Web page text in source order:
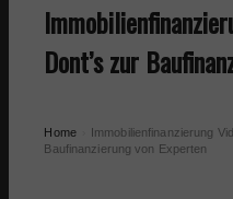
Menü Menü
Dont’s zur
Home
Immobilienfinanzierung
Baufinanzierung von Experten